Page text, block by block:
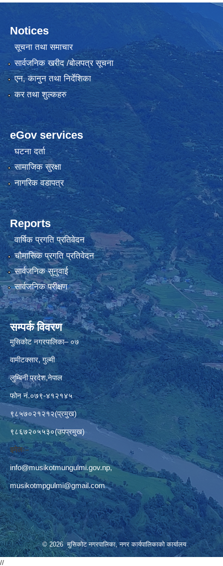
Notices
सूचना तथा समाचार
सार्वजनिक खरीद /बोलपत्र सूचना
एन, कानुन तथा निर्देशिका
कर तथा शुल्कहरु
eGov services
घटना दर्ता
सामाजिक सुरक्षा
नागरिक वडापत्र
Reports
वार्षिक प्रगति प्रतिवेदन
चौमासिक प्रगति प्रतिवेदन
सार्वजनिक सुनुवाई
सार्वजनिक परीक्षण
सम्पर्क विवरण
मुसिकोट नगरपालिका– ०७
वामीटक्सार, गुल्मी
लुम्बिनी प्रदेश,नेपाल
फोन नं.०७९-४१२१४५
९८५७०२१२१२(प्रमुख)
९८६७२०५५३०(उपप्रमुख)
इमेलः–
info@musikotmungulmi.gov.np,
musikotmpgulmi@gmail.com
© 2026 मुसिकोट नगरपालिका, नगर कार्यपालिकाकाे कार्यालय
//